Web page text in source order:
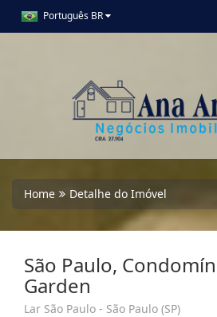
Português BR
Home Detalhe do Imóvel
São Paulo,
Garden
Lar São Paulo - São Paulo (SP)